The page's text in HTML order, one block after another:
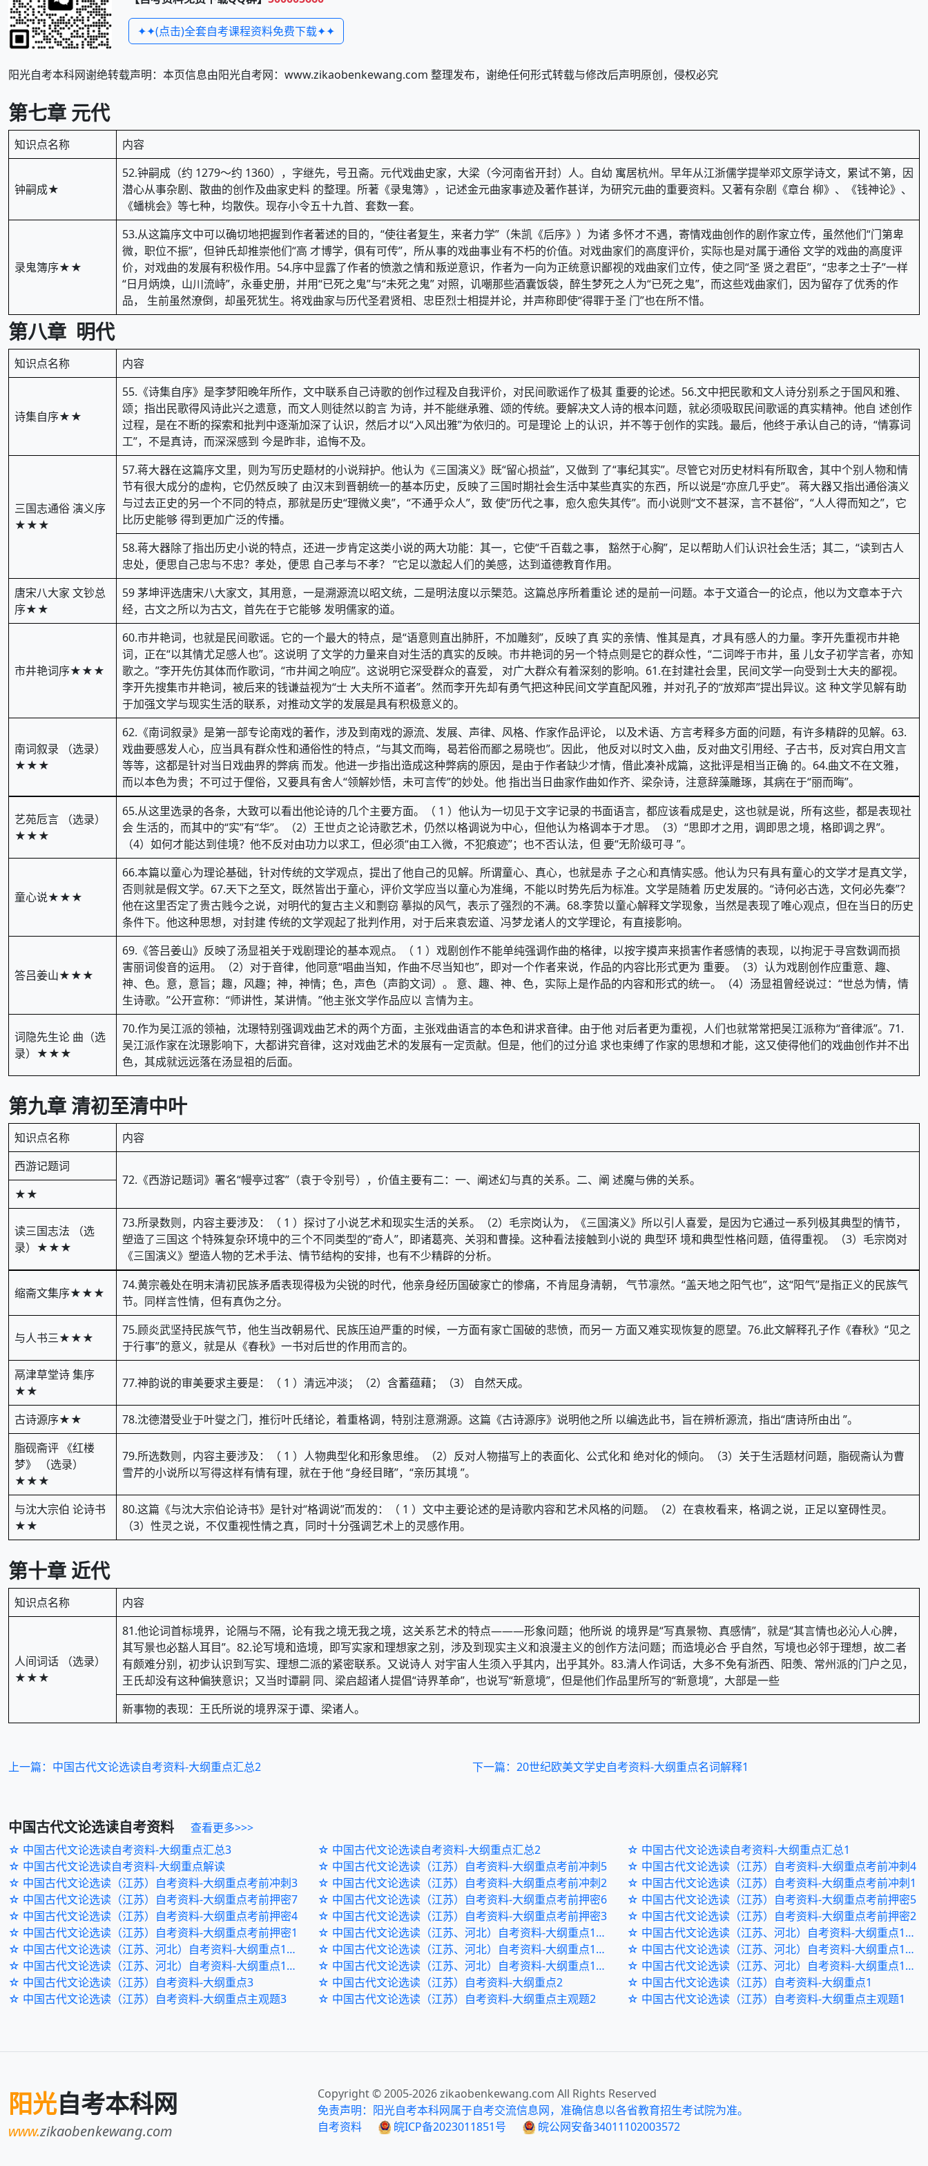
✦✦(点击)全套自考课程资料免费下载✦✦
阳光自考本科网谢绝转载声明：本页信息由阳光自考网：www.zikaobenkewang.com 整理发布，谢绝任何形式转载与修改后声明原创，侵权必究
第七章 元代
知识点名称 内容
钟嗣成★
52.钟嗣成（约 1279～约 1360），字继先，号丑斋。元代戏曲史家，大梁（今河南省开封）人。自幼 寓居杭州。早年从江浙儒学提举邓文原学诗文，累试不第，因
潜心从事杂剧、散曲的创作及曲家史料 的整理。所著《录鬼簿》，记述金元曲家事迹及著作甚详，为研究元曲的重要资料。又著有杂剧《章台 柳》、《钱神论》、
《蟠桃会》等七种，均散佚。现存小令五十九首、套数一套。
录鬼簿序★★
53.从这篇序文中可以确切地把握到作者著述的目的，“使往者复生，来者力学”（朱凯《后序》）为诸 多怀才不遇，寄情戏曲创作的剧作家立传，虽然他们“门第卑
微，职位不振”，但钟氏却推崇他们“高 才博学，俱有可传”，所从事的戏曲事业有不朽的价值。对戏曲家们的高度评价，实际也是对属于通俗 文学的戏曲的高度评
价，对戏曲的发展有积极作用。54.序中显露了作者的愤激之情和叛逆意识，作者为一向为正统意识鄙视的戏曲家们立传，使之同“圣 贤之君臣”，“忠孝之士子”一样
“日月炳焕，山川流峙”，永垂史册，并用“已死之鬼”与“未死之鬼” 对照，讥嘲那些酒囊饭袋，醉生梦死之人为“已死之鬼”，而这些戏曲家们，因为留存了优秀的作
品， 生前虽然潦倒，却虽死犹生。将戏曲家与历代圣君贤相、忠臣烈士相提并论，并声称即使“得罪于圣 门”也在所不惜。
第八章 明代
知识点名称 内容
诗集自序★★
55.《诗集自序》是李梦阳晚年所作，文中联系自己诗歌的创作过程及自我评价，对民间歌谣作了极其 重要的论述。56.文中把民歌和文人诗分别系之于国风和雅、
颂；指出民歌得风诗此兴之遗意，而文人则徒然以韵言 为诗，并不能继承雅、颂的传统。要解决文人诗的根本问题，就必须吸取民间歌谣的真实精神。他自 述创作
过程，是在不断的探索和批判中逐渐加深了认识，然后才以“入风出雅”为依归的。可是理论 上的认识，并不等于创作的实践。最后，他终于承认自己的诗，“情寡词
工”，不是真诗，而深深感到 今是昨非，追悔不及。
三国志通俗 演义序
★★★
57.蒋大器在这篇序文里，则为写历史题材的小说辩护。他认为《三国演义》既“留心损益”，又做到 了“事纪其实”。尽管它对历史材料有所取舍，其中个别人物和情
节有很大成分的虚构，它仍然反映了 由汉末到晋朝统一的基本历史，反映了三国时期社会生活中某些真实的东西，所以说是“亦庶几乎史”。 蒋大器又指出通俗演义
与过去正史的另一个不同的特点，那就是历史“理微义奥”，“不通乎众人”，致 使“历代之事，愈久愈失其传”。而小说则“文不甚深，言不甚俗”，“人人得而知之”，它
比历史能够 得到更加广泛的传播。
58.蒋大器除了指出历史小说的特点，还进一步肯定这类小说的两大功能：其一，它使“千百载之事， 豁然于心胸”，足以帮助人们认识社会生活；其二，“读到古人
忠处，便思自己忠与不忠？孝处，便思 自己孝与不孝？ ”它足以激起人们的美感，达到道德教育作用。
唐宋八大家 文钞总
序★★
59 茅坤评选唐宋八大家文，其用意，一是溯源流以昭文统，二是明法度以示榘范。这篇总序所着重论 述的是前一问题。本于文道合一的论点，他以为文章本于六
经，古文之所以为古文，首先在于它能够 发明儒家的道。
市井艳词序★★★
60.市井艳词，也就是民间歌谣。它的一个最大的特点，是“语意则直出肺肝，不加雕刻”，反映了真 实的亲情、惟其是真，才具有感人的力量。李开先重视市井艳
词，正在“以其情尤足感人也”。这说明 了文学的力量来自对生活的真实的反映。市井艳词的另一个特点则是它的群众性，“二词哗于市井，虽 儿女子初学言者，亦知
歌之。”李开先仿其体而作歌词，“市井闻之响应”。这说明它深受群众的喜爱， 对广大群众有着深刻的影响。61.在封建社会里，民间文学一向受到士大夫的鄙视。
李开先搜集市井艳词，被后来的钱谦益视为“士 大夫所不道者”。然而李开先却有勇气把这种民间文学直配风雅，并对孔子的“放郑声”提出异议。这 种文学见解有助
于加强文学与现实生活的联系，对推动文学的发展是具有积极意义的。
南词叙录 （选录）
★★★
62.《南词叙录》是第一部专论南戏的著作，涉及到南戏的源流、发展、声律、风格、作家作品评论， 以及术语、方言考释多方面的问题，有许多精辟的见解。63.
戏曲要感发人心，应当具有群众性和通俗性的特点，“与其文而晦，曷若俗而鄙之易晓也”。因此， 他反对以时文入曲，反对曲文引用经、子古书，反对宾白用文言
等等，这都是针对当日戏曲界的弊病 而发。他进一步指出造成这种弊病的原因，是由于作者缺少才情，借此凑补成篇，这批评是相当正确 的。64.曲文不在文雅，
而以本色为贵；不可过于俚俗，又要具有舍人“领解妙悟，未可言传”的妙处。他 指出当日曲家作曲如作齐、梁杂诗，注意辞藻雕琢，其病在于“丽而晦”。
艺苑卮言 （选录）
★★★
65.从这里选录的各条，大致可以看出他论诗的几个主要方面。（ 1 ）他认为一切见于文字记录的书面语言，都应该看成是史，这也就是说，所有这些，都是表现社
会 生活的，而其中的“实”有“华”。（2）王世贞之论诗歌艺术，仍然以格调说为中心，但他认为格调本于才思。（3）“思即才之用，调即思之境，格即调之界”。
（4）如何才能达到佳境？他不反对由功力以求工，但必须“由工入微，不犯痕迹”；也不否认法，但 要“无阶级可寻 ”。
童心说★★★
66.本篇以童心为理论基础，针对传统的文学观点，提出了他自己的见解。所谓童心、真心，也就是赤 子之心和真情实感。他认为只有具有童心的文学才是真文学，
否则就是假文学。67.天下之至文，既然皆出于童心，评价文学应当以童心为准绳，不能以时势先后为标准。文学是随着 历史发展的。“诗何必古选，文何必先秦”？
他在这里否定了贵古贱今之说，对明代的复古主义和剽窃 摹拟的风气，表示了强烈的不满。68.李贽以童心解释文学现象，当然是表现了唯心观点，但在当日的历史
条件下。他这种思想，对封建 传统的文学观起了批判作用，对于后来袁宏道、冯梦龙诸人的文学理论，有直接影响。
答吕姜山★★★
69.《答吕姜山》反映了汤显祖关于戏剧理论的基本观点。（ 1 ）戏剧创作不能单纯强调作曲的格律，以按字摸声来损害作者感情的表现，以拘泥于寻宫数调而损
害丽词俊音的运用。（2）对于音律，他同意“唱曲当知，作曲不尽当知也”，即对一个作者来说，作品的内容比形式更为 重要。（3）认为戏剧创作应重意、趣、
神、色。意，意旨；趣，风趣；神，神情；色，声色（声韵文词）。 意、趣、神、色，实际上是作品的内容和形式的统一。（4）汤显祖曾经说过：“世总为情，情
生诗歌。”公开宣称：“师讲性，某讲情。”他主张文学作品应以 言情为主。
词隐先生论 曲（选
录）★★★
70.作为吴江派的领袖，沈璟特别强调戏曲艺术的两个方面，主张戏曲语言的本色和讲求音律。由于他 对后者更为重视，人们也就常常把吴江派称为“音律派”。71.
吴江派作家在沈璟影响下，大都讲究音律，这对戏曲艺术的发展有一定贡献。但是，他们的过分追 求也束缚了作家的思想和才能，这又使得他们的戏曲创作并不出
色，其成就远远落在汤显祖的后面。
第九章 清初至清中叶
知识点名称
内容
西游记题词
72.《西游记题词》署名“幔亭过客”（袁于令别号），价值主要有二：一、阐述幻与真的关系。二、阐 述魔与佛的关系。
★★
读三国志法 （选
录）★★★
73.所录数则，内容主要涉及：（ 1 ）探讨了小说艺术和现实生活的关系。（2）毛宗岗认为，《三国演义》所以引人喜爱，是因为它通过一系列极其典型的情节，
塑造了三国这 个特殊复杂环境中的三个不同类型的“奇人”，即诸葛亮、关羽和曹操。这种看法接触到小说的 典型环 境和典型性格问题，值得重视。（3）毛宗岗对
《三国演义》塑造人物的艺术手法、情节结构的安排，也有不少精辟的分析。
缩斋文集序★★★
74.黄宗羲处在明末清初民族矛盾表现得极为尖锐的时代，他亲身经历国破家亡的惨痛，不肯屈身清朝， 气节凛然。“盖天地之阳气也”，这“阳气”是指正义的民族气
节。同样言性情，但有真伪之分。
与人书三★★★
75.顾炎武坚持民族气节，他生当改朝易代、民族压迫严重的时候，一方面有家亡国破的悲愤，而另一 方面又难实现恢复的愿望。76.此文解释孔子作《春秋》“见之
于行事”的意义，就是从《春秋》一书对后世的作用而言的。
鬲津草堂诗 集序
★★
77.神韵说的审美要求主要是：（ 1 ）清远冲淡；（2）含蓄蕴藉；（3） 自然天成。
古诗源序★★
78.沈德潜受业于叶燮之门，推衍叶氏绪论，着重格调，特别注意溯源。这篇《古诗源序》说明他之所 以编选此书，旨在辨析源流，指出“唐诗所由出 ”。
脂砚斋评 《红楼
梦》 （选录）
★★★
79.所选数则，内容主要涉及：（ 1 ）人物典型化和形象思维。（2）反对人物描写上的表面化、公式化和 绝对化的倾向。（3）关于生活题材问题，脂砚斋认为曹
雪芹的小说所以写得这样有情有理，就在于他 “身经目睹”，“亲历其境 ”。
与沈大宗伯 论诗书
★★
80.这篇《与沈大宗伯论诗书》是针对“格调说”而发的：（ 1 ）文中主要论述的是诗歌内容和艺术风格的问题。（2）在袁枚看来，格调之说，正足以窒碍性灵。
（3）性灵之说，不仅重视性情之真，同时十分强调艺术上的灵感作用。
第十章 近代
知识点名称 内容
人间词话 （选录）
★★★
81.他论词首标境界，论隔与不隔，论有我之境无我之境，这关系艺术的特点———形象问题；他所说 的境界是“写真景物、真感情”，就是“其言情也必沁人心脾，
其写景也必豁人耳目”。82.论写境和造境，即写实家和理想家之别，涉及到现实主义和浪漫主义的创作方法问题；而造境必合 乎自然，写境也必邻于理想，故二者
有颇难分别，初步认识到写实、理想二派的紧密联系。又说诗人 对宇宙人生须入乎其内，出乎其外。83.清人作词话，大多不免有浙西、阳羡、常州派的门户之见，
王氏却没有这种偏狭意识；又当时谭嗣 同、梁启超诸人提倡“诗界革命”，也说写“新意境”，但是他们作品里所写的“新意境”，大部是一些
新事物的表现：王氏所说的境界深于谭、梁诸人。
上一篇：中国古代文论选读自考资料-大纲重点汇总2 下一篇：20世纪欧美文学史自考资料-大纲重点名词解释1
中国古代文论选读自考资料
查看更多>>>
☆ 中国古代文论选读自考资料-大纲重点汇总3
☆ 中国古代文论选读自考资料-大纲重点汇总2
☆ 中国古代文论选读自考资料-大纲重点汇总1
☆ 中国古代文论选读自考资料-大纲重点解读
☆ 中国古代文论选读（江苏）自考资料-大纲重点考前冲刺5
☆ 中国古代文论选读（江苏）自考资料-大纲重点考前冲刺4
☆ 中国古代文论选读（江苏）自考资料-大纲重点考前冲刺3
☆ 中国古代文论选读（江苏）自考资料-大纲重点考前冲刺2
☆ 中国古代文论选读（江苏）自考资料-大纲重点考前冲刺1
☆ 中国古代文论选读（江苏）自考资料-大纲重点考前押密7
☆ 中国古代文论选读（江苏）自考资料-大纲重点考前押密6
☆ 中国古代文论选读（江苏）自考资料-大纲重点考前押密5
☆ 中国古代文论选读（江苏）自考资料-大纲重点考前押密4
☆ 中国古代文论选读（江苏）自考资料-大纲重点考前押密3
☆ 中国古代文论选读（江苏）自考资料-大纲重点考前押密2
☆ 中国古代文论选读（江苏）自考资料-大纲重点考前押密1
☆ 中国古代文论选读（江苏、河北）自考资料-大纲重点120题8
☆ 中国古代文论选读（江苏、河北）自考资料-大纲重点120题7
☆ 中国古代文论选读（江苏、河北）自考资料-大纲重点120题6
☆ 中国古代文论选读（江苏、河北）自考资料-大纲重点120题5
☆ 中国古代文论选读（江苏、河北）自考资料-大纲重点120题4
☆ 中国古代文论选读（江苏、河北）自考资料-大纲重点120题3
☆ 中国古代文论选读（江苏、河北）自考资料-大纲重点120题2
☆ 中国古代文论选读（江苏、河北）自考资料-大纲重点120题1
☆ 中国古代文论选读（江苏）自考资料-大纲重点3
☆ 中国古代文论选读（江苏）自考资料-大纲重点2
☆ 中国古代文论选读（江苏）自考资料-大纲重点1
☆ 中国古代文论选读（江苏）自考资料-大纲重点主观题3
☆ 中国古代文论选读（江苏）自考资料-大纲重点主观题2 ☆ 中国古代文论选读（江苏）自考资料-大纲重点主观题1
阳光自考本科网
www.zikaobenkewang.com
Copyright © 2005-2026zikaobenkewang.com All Rights Reserved
免责声明：阳光自考本科网属于自考交流信息网，准确信息以各省教育招生考试院为准。
自考资料
皖ICP备2023011851号 皖公网安备34011102003572